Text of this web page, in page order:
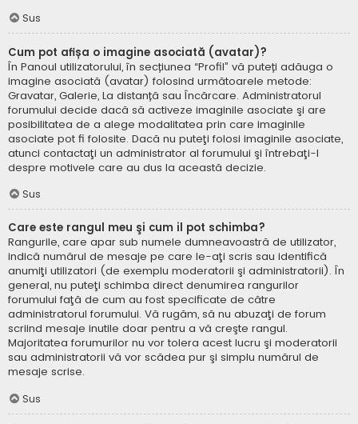
Sus
Cum pot afișa o imagine asociată (avatar)?
În Panoul utilizatorului, în secțiunea “Profil” vă puteți adăuga o
imagine asociată (avatar) folosind următoarele metode:
Gravatar, Galerie, La distanță sau Încărcare. Administratorul
forumului decide dacă să activeze imaginile asociate şi are
posibilitatea de a alege modalitatea prin care imaginile
asociate pot fi folosite. Dacă nu puteţi folosi imaginile asociate,
atunci contactaţi un administrator al forumului şi întrebaţi-l
despre motivele care au dus la această decizie.
Sus
Care este rangul meu şi cum il pot schimba?
Rangurile, care apar sub numele dumneavoastră de utilizator,
indică numărul de mesaje pe care le-aţi scris sau identifică
anumiţi utilizatori (de exemplu moderatorii şi administratorii). În
general, nu puteţi schimba direct denumirea rangurilor
forumului faţă de cum au fost specificate de către
administratorul forumului. Vă rugăm, să nu abuzaţi de forum
scriind mesaje inutile doar pentru a vă creşte rangul.
Majoritatea forumurilor nu vor tolera acest lucru şi moderatorii
sau administratorii vă vor scădea pur şi simplu numărul de
mesaje scrise.
Sus